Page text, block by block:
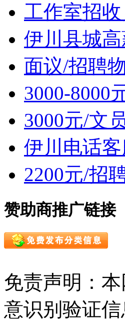
工作室招
伊川县城
面议/招聘
3000-8000
3000元/文
伊川电话
2200元/招
赞助商推广链接
免责声明：
意识别验证